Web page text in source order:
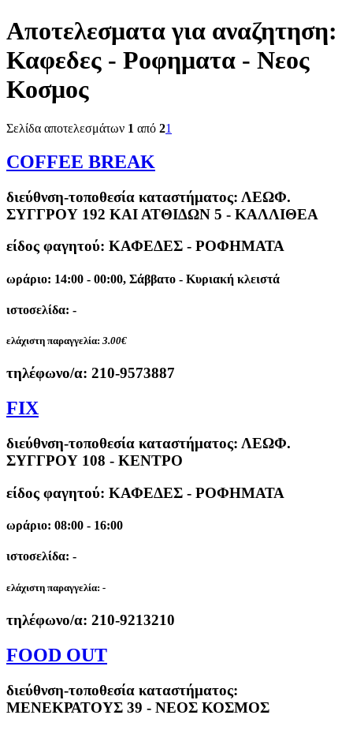
Αποτελεσματα για αναζητηση:
Καφεδες - Ροφηματα - Νεος
Κοσμος
Σελίδα αποτελεσμάτων 1 από 21
COFFEE BREAK
διεύθνση-τοποθεσία καταστήματος: ΛΕΩΦ.
ΣΥΓΓΡΟΥ 192 ΚΑΙ ΑΤΘΙΔΩΝ 5 - ΚΑΛΛΙΘΕΑ
είδος φαγητού: ΚΑΦΕΔΕΣ - ΡΟΦΗΜΑΤΑ
ωράριο: 14:00 - 00:00, Σάββατο - Κυριακή κλειστά
ιστοσελίδα: -
ελάχιστη παραγγελία: 3.00€
τηλέφωνο/α: 210-9573887
FIX
διεύθνση-τοποθεσία καταστήματος: ΛΕΩΦ.
ΣΥΓΓΡΟΥ 108 - ΚΕΝΤΡΟ
είδος φαγητού: ΚΑΦΕΔΕΣ - ΡΟΦΗΜΑΤΑ
ωράριο: 08:00 - 16:00
ιστοσελίδα: -
ελάχιστη παραγγελία: -
τηλέφωνο/α: 210-9213210
FOOD OUT
διεύθνση-τοποθεσία καταστήματος:
ΜΕΝΕΚΡΑΤΟΥΣ 39 - ΝΕΟΣ ΚΟΣΜΟΣ